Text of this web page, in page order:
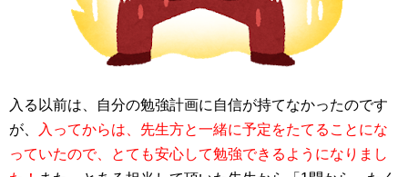
入る以前は、自分の勉強計画に自信が持てなかったのです
が、
入ってからは、先生方と一緒に予定をたてることにな
っていたので、とても安心して勉強できるようになりまし